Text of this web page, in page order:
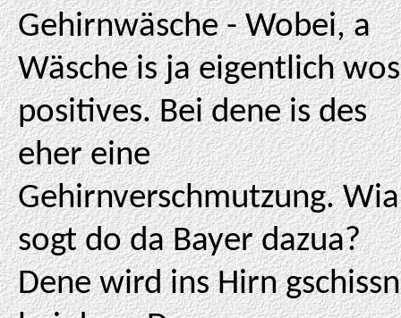
Gehirnwäsche - Wobei, a
Wäsche is ja eigentlich wos
positives. Bei dene is des
eher eine
Gehirnverschmutzung. Wia
sogt do da Bayer dazua?
Dene wird ins Hirn gschissn